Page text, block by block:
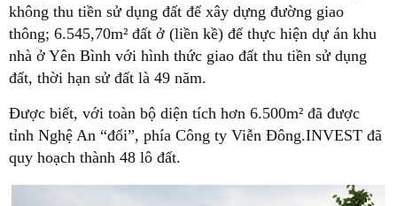
không thu tiền sử dụng đất để xây dựng đường giao
thông; 6.545,70m² đất ở (liền kề) để thực hiện dự án khu
nhà ở Yên Bình với hình thức giao đất thu tiền sử dụng
đất, thời hạn sử đất là 49 năm.
Được biết, với toàn bộ diện tích hơn 6.500m² đã được
tỉnh Nghệ An “đổi”, phía Công ty Viễn Đông.INVEST đã
quy hoạch thành 48 lô đất.